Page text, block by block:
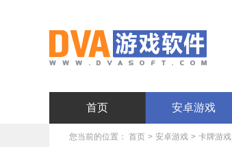
首页 安卓游戏
您当前的位置： 首页 > 安卓游戏 > 卡牌游戏